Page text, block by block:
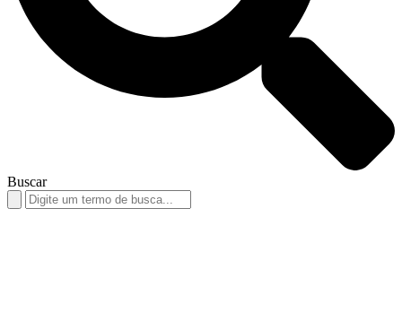
Buscar
Search
for: